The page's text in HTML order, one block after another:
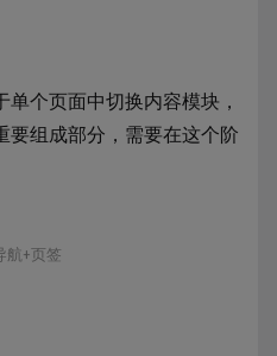
个页面中切换内容模块，
要组成部分，需要在这个阶
航+页签